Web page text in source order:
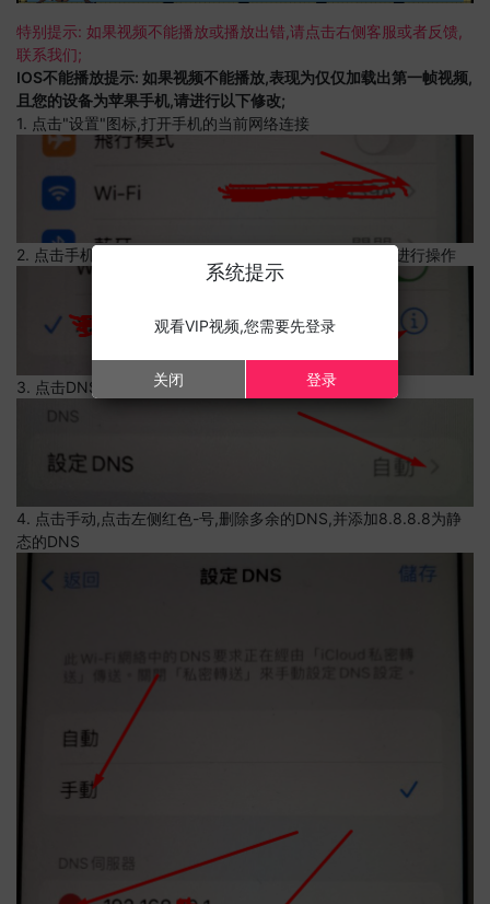
特别提示: 如果视频不能播放或播放出错,请点击右侧客服或者反馈,
联系我们;
IOS不能播放提示: 如果视频不能播放,表现为仅仅加载出第一帧视频,
且您的设备为苹果手机,请进行以下修改;
1. 点击"设置"图标,打开手机的当前网络连接
2. 点击手机的当前网络连接,上边有一个感叹号,点击可以进行操作
3. 点击DNS设置
4. 点击手动,点击左侧红色-号,删除多余的DNS,并添加8.8.8.8为静
态的DNS
系统提示
观看VIP视频,您需要先登录
关闭 登录